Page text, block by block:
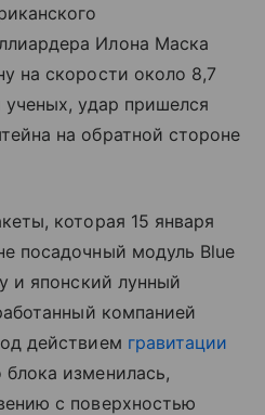
Илона Маска
на скорости около 8,7
удар пришелся
на обратной стороне
которая 15 января
посадочный модуль Blue
и японский лунный
компанией
действием гравитации
блока изменилась,
с поверхностью